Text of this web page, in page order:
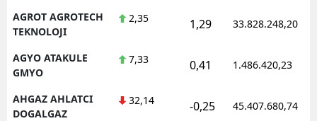
AGROT AGROTECH
TEKNOLOJI
2,35 1,29 33.828.248,20
AGYO ATAKULE
GMYO
7,33 0,41 1.486.420,23
AHGAZ AHLATCI
DOGALGAZ
32,14 -0,25 45.407.680,74